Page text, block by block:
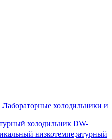
Лабораторные холодильники и
холодильник DW-
низкотемпературный